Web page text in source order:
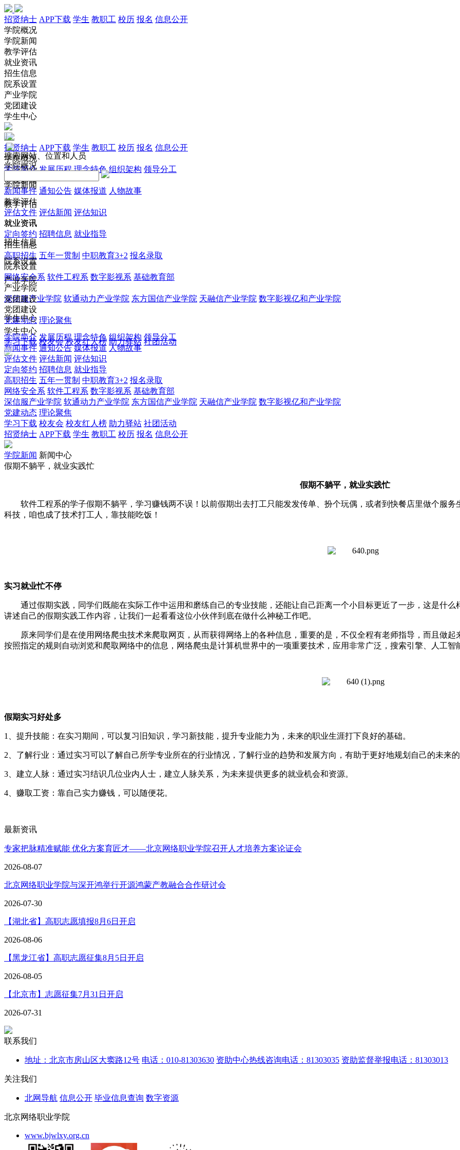
招贤纳士 APP下载 学生 教职工 校历 报名 信息公开
学院概况
学院新闻
教学评估
就业资讯
招生信息
院系设置
产业学院
党团建设
学生中心
招贤纳士 APP下载 学生 教职工 校历 报名 信息公开
学院概况
学院简介 发展历程 理念特色 组织架构 领导分工
学院新闻
新闻事件 通知公告 媒体报道 人物故事
教学评估
评估文件 评估新闻 评估知识
就业资讯
定向签约 招聘信息 就业指导
招生信息
高职招生 五年一贯制 中职教育3+2 报名录取
院系设置
网络安全系 软件工程系 数字影视系 基础教育部
产业学院
深信服产业学院 软通动力产业学院 东方国信产业学院 天融信产业学院 数字影视亿和产业学院
党团建设
党建动态 理论聚焦
学生中心
学习下载 校友会 校友红人榜 助力驿站 社团活动
搜索网站、位置和人员
学院概况
学院新闻
教学评估
就业资讯
招生信息
院系设置
产业学院
党团建设
学生中心
学院简介 发展历程 理念特色 组织架构 领导分工
新闻事件 通知公告 媒体报道 人物故事
评估文件 评估新闻 评估知识
定向签约 招聘信息 就业指导
高职招生 五年一贯制 中职教育3+2 报名录取
网络安全系 软件工程系 数字影视系 基础教育部
深信服产业学院 软通动力产业学院 东方国信产业学院 天融信产业学院 数字影视亿和产业学院
党建动态 理论聚焦
学习下载 校友会 校友红人榜 助力驿站 社团活动
招贤纳士 APP下载 学生 教职工 校历 报名 信息公开
学院新闻 新闻中心
假期不躺平，就业实践忙
假期不躺平，就业实践忙
软件工程系的学子假期不躺平，学习赚钱两不误！以前假期出去打工只能发发传单、扮个玩偶，或者到快餐店里做个服
科技，咱也成了技术打工人，靠技能吃饭！
实习就业忙不停
通过假期实践，同学们既能在实际工作中运用和磨练自己的专业技能，还能让自己距离一个小目标更近了一步，这是什
讲述自己的假期实践工作内容，让我们一起看看这位小伙伴到底在做什么神秘工作吧。
原来同学们是在使用网络爬虫技术来爬取网页，从而获得网络上的各种信息，重要的是，不仅全程有老师指导，而且做
按照指定的规则自动浏览和爬取网络中的信息，网络爬虫是计算机世界中的一项重要技术，应用非常广泛，搜索引擎、人工智
假期实习好处多
1、提升技能：在实习期间，可以复习旧知识，学习新技能，提升专业能力为，未来的职业生涯打下良好的基础。
2、了解行业：通过实习可以了解自己所学专业所在的行业情况，了解行业的趋势和发展方向，有助于更好地规划自己的未来的
3、建立人脉：通过实习结识几位业内人士，建立人脉关系，为未来提供更多的就业机会和资源。
4、赚取工资：靠自己实力赚钱，可以随便花。
最新资讯
专家把脉精准赋能 优化方案育匠才——北京网络职业学院召开人才培养方案论证会
2026-08-07
北京网络职业学院与深开鸿举行开源鸿蒙产教融合合作研讨会
2026-07-30
【湖北省】高职志愿填报8月6日开启
2026-08-06
【黑龙江省】高职志愿征集8月5日开启
2026-08-05
【北京市】志愿征集7月31日开启
2026-07-31
联系我们
地址：北京市房山区大窦路12号 电话：010-81303630 资助中心热线咨询电话：81303035 资助监督举报电话：81303013
关注我们
北网导航 信息公开 毕业信息查询 数字资源
北京网络职业学院
www.bjwlxy.org.cn